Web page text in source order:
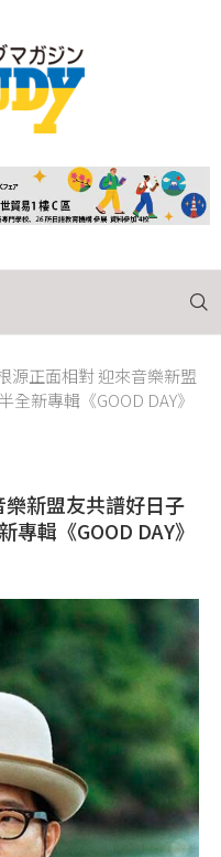
源正面相對 迎來音樂新盟
新專輯《GOOD DAY》
新盟友共譜好日子
輯《GOOD DAY》